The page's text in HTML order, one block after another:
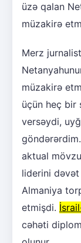
üzə qalan
müzakirə
Merz
müzakirə
üçün heç bir
versəydi,
aktual
liderini
Almaniya
etmişdi.
cəhəti